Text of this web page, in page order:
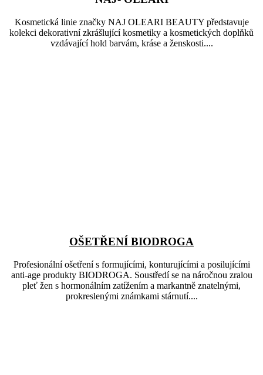
Kosmetická linie značky NAJ OLEARI BEAUTY představuje
kolekci dekorativní zkrášlující kosmetiky a kosmetických doplňků
vzdávající hold barvám, kráse a ženskosti....
OŠETŘENÍ BIODROGA
Profesionální ošetření s formujícími, konturujícími a posilujícími
anti-age produkty BIODROGA. Soustředí se na náročnou zralou
pleť žen s hormonálním zatížením a markantně znatelnými,
prokreslenými známkami stárnutí....